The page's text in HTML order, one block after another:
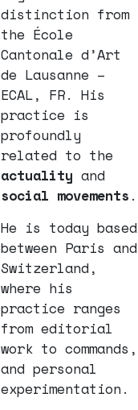
distinction from
the École
Cantonale d’Art
de Lausanne –
ECAL, FR. His
practice is
profoundly
related to the
actuality and
social movements .
He is today based
between Paris and
Switzerland,
where his
practice ranges
from editorial
work to commands,
and personal
experimentation.